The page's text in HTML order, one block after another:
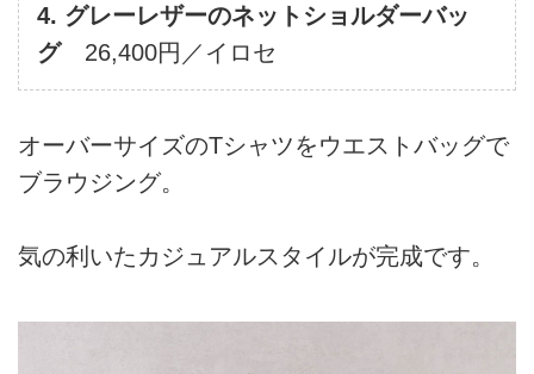
4. グレーレザーのネットショルダーバッ
グ26,400円／イロセ
オーバーサイズのTシャツをウエストバッグで
ブラウジング。
気の利いたカジュアルスタイルが完成です。